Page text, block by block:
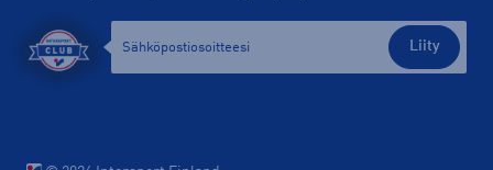
Liity